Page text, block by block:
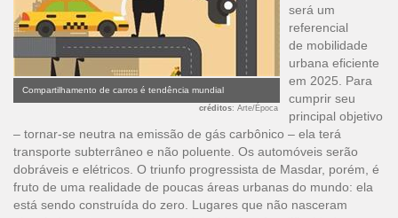
Compartilhamento de carros é tendência mundial
créditos: Arte/Época
será um
referencial
de mobilidade
urbana eficiente
em 2025. Para
cumprir seu
principal objetivo
– tornar-se neutra na emissão de gás carbônico – ela terá
transporte subterrâneo e não poluente. Os automóveis serão
dobráveis e elétricos. O triunfo progressista de Masdar, porém, é
fruto de uma realidade de poucas áreas urbanas do mundo: ela
está sendo construída do zero. Lugares que não nasceram